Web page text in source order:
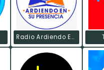
Radio Ardiendo En Su Presencia